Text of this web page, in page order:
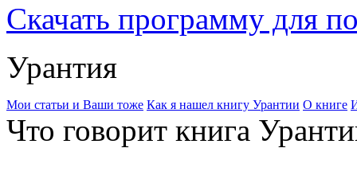
Скачать программу для
Урантия
Мои статьи и Ваши тоже Как я нашел книгу Урантии О книге
Что говорит книга